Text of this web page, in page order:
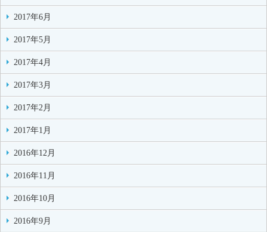
2017年6月
2017年5月
2017年4月
2017年3月
2017年2月
2017年1月
2016年12月
2016年11月
2016年10月
2016年9月